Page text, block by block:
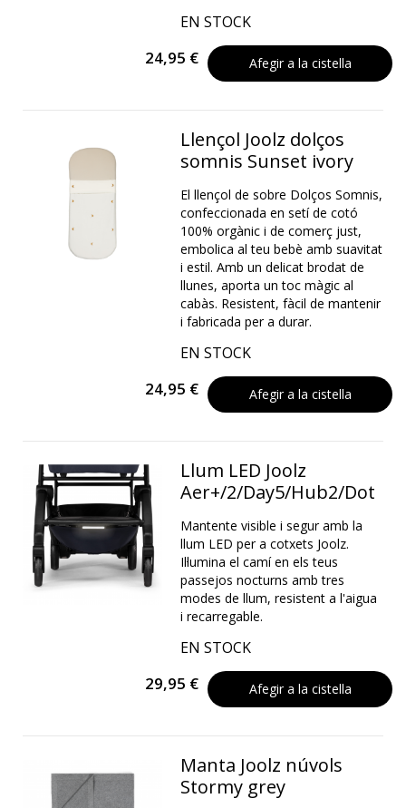
EN STOCK
24,95 € Afegir a la cistella
Llençol Joolz dolços
somnis Sunset ivory
El llençol de sobre Dolços Somnis,
confeccionada en setí de cotó
100% orgànic i de comerç just,
embolica al teu bebè amb suavitat
i estil. Amb un delicat brodat de
llunes, aporta un toc màgic al
cabàs. Resistent, fàcil de mantenir
i fabricada per a durar.
EN STOCK
24,95 € Afegir a la cistella
Llum LED Joolz
Aer+/2/Day5/Hub2/Dot
Mantente visible i segur amb la
llum LED per a cotxets Joolz.
Il·lumina el camí en els teus
passejos nocturns amb tres
modes de llum, resistent a l'aigua
i recarregable.
EN STOCK
29,95 € Afegir a la cistella
Manta Joolz núvols
Stormy grey